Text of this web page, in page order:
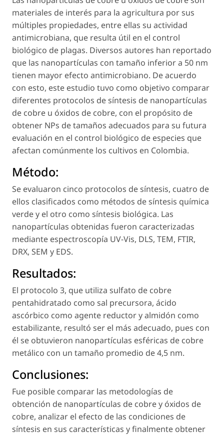
materiales de interés para la agricultura por sus
múltiples propiedades, entre ellas su actividad
antimicrobiana, que resulta útil en el control
biológico de plagas. Diversos autores han reportado
que las nanopartículas con tamaño inferior a 50 nm
tienen mayor efecto antimicrobiano. De acuerdo
con esto, este estudio tuvo como objetivo comparar
diferentes protocolos de síntesis de nanopartículas
de cobre u óxidos de cobre, con el propósito de
obtener NPs de tamaños adecuados para su futura
evaluación en el control biológico de especies que
afectan comúnmente los cultivos en Colombia.
Método:
Se evaluaron cinco protocolos de síntesis, cuatro de
ellos clasificados como métodos de síntesis química
verde y el otro como síntesis biológica. Las
nanopartículas obtenidas fueron caracterizadas
mediante espectroscopía UV-Vis, DLS, TEM, FTIR,
DRX, SEM y EDS.
Resultados:
El protocolo 3, que utiliza sulfato de cobre
pentahidratado como sal precursora, ácido
ascórbico como agente reductor y almidón como
estabilizante, resultó ser el más adecuado, pues con
él se obtuvieron nanopartículas esféricas de cobre
metálico con un tamaño promedio de 4,5 nm.
Conclusiones:
Fue posible comparar las metodologías de
obtención de nanopartículas de cobre y óxidos de
cobre, analizar el efecto de las condiciones de
síntesis en sus características y finalmente obtener